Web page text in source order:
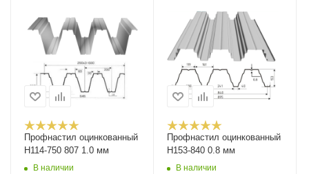
Профнастил оцинкованный
Н114-750 807 1.0 мм
В наличии
Профнастил оцинкованный
Н153-840 0.8 мм
В наличии